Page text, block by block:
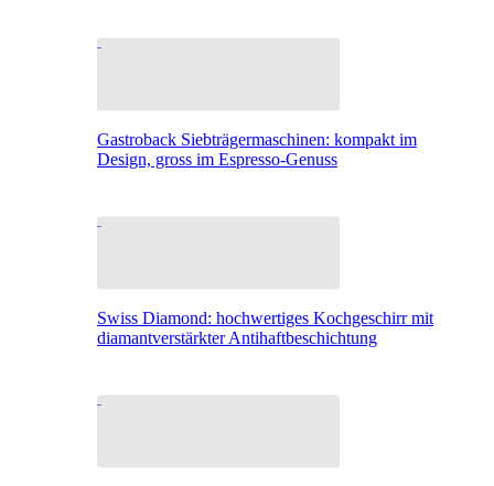
Gastroback Siebträgermaschinen: kompakt im
Design, gross im Espresso-Genuss
Swiss Diamond: hochwertiges Kochgeschirr mit
diamantverstärkter Antihaftbeschichtung